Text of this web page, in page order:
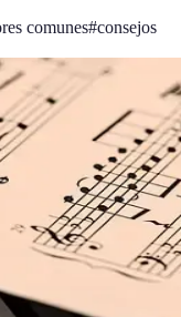
comunes#consejos